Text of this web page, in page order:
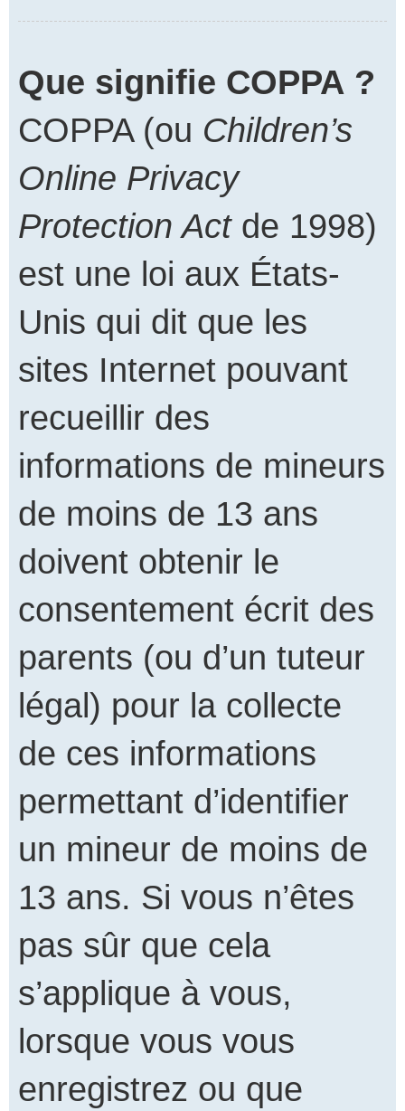
Que signifie COPPA ?
COPPA (ou Children’s
Online Privacy
Protection Actde 1998)
est une loi aux États-
Unis qui dit que les
sites Internet pouvant
recueillir des
informations de mineurs
de moins de 13 ans
doivent obtenir le
consentement écrit des
parents (ou d’un tuteur
légal) pour la collecte
de ces informations
permettant d’identifier
un mineur de moins de
13 ans. Si vous n’êtes
pas sûr que cela
s’applique à vous,
lorsque vous vous
enregistrez ou que